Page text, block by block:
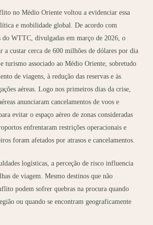
no Médio Oriente voltou a evidenciar essa
e mobilidade global. De acordo com
do WTTC, divulgadas em março de 2026, o
a custar cerca de 600 milhões de dólares por dia
turismo associado ao Médio Oriente, sobretudo
de viagens, à redução das reservas e às
aéreas. Logo nos primeiros dias da crise,
anunciaram cancelamentos de voos e
evitar o espaço aéreo de zonas consideradas
enfrentaram restrições operacionais e
foram afetados por atrasos e cancelamentos.
logísticas, a perceção de risco influencia
de viagem. Mesmo destinos que não
podem sofrer quebras na procura quando
ou quando se encontram geograficamente